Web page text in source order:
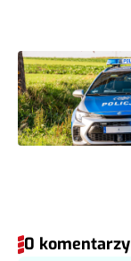
0 komentarzy